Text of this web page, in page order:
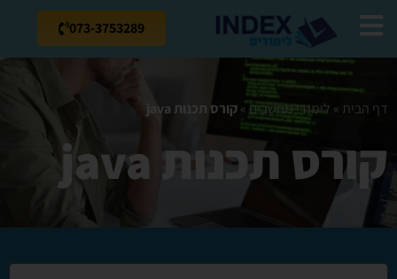
073-3753289
דף הבית » לימודי מחשבים»קורס תכנות java
קורס תכנות java